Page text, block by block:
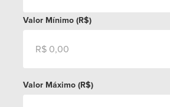
99960.6658
Locação
Valor Mínimo (R$)
Valor Máximo (R$)